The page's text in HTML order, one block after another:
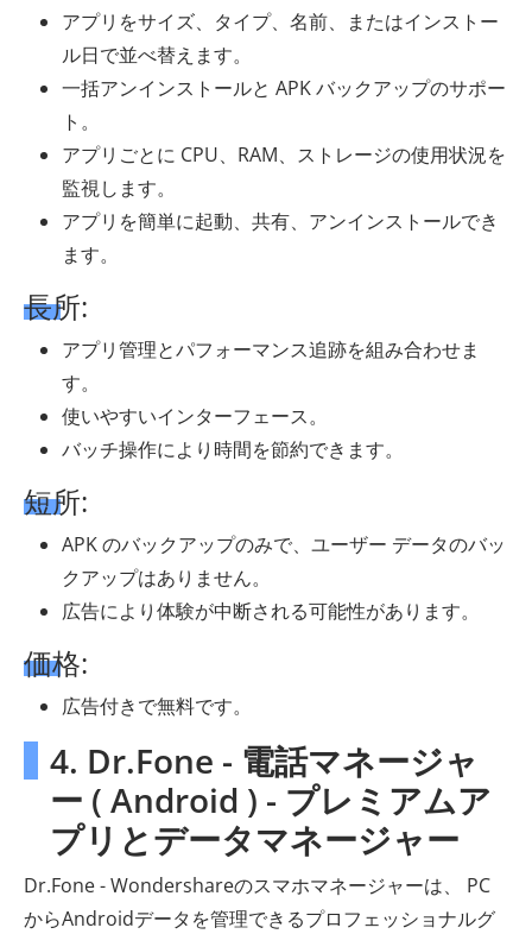
アプリをサイズ、タイプ、名前、またはインストー
ル日で並べ替えます。
一括アンインストールと APK バックアップのサポー
ト。
アプリごとに CPU、RAM、ストレージの使用状況を
監視します。
アプリを簡単に起動、共有、アンインストールでき
ます。
長所:
アプリ管理とパフォーマンス追跡を組み合わせま
す。
使いやすいインターフェース。
バッチ操作により時間を節約できます。
短所:
APK のバックアップのみで、ユーザー データのバッ
クアップはありません。
広告により体験が中断される可能性があります。
価格:
広告付きで無料です。
4. Dr.Fone - 電話マネージャ
ー ( Android ) - プレミアムア
プリとデータマネージャー
Dr.Fone - Wondershareのスマホマネージャーは、 PC
からAndroidデータを管理できるプロフェッショナルグ